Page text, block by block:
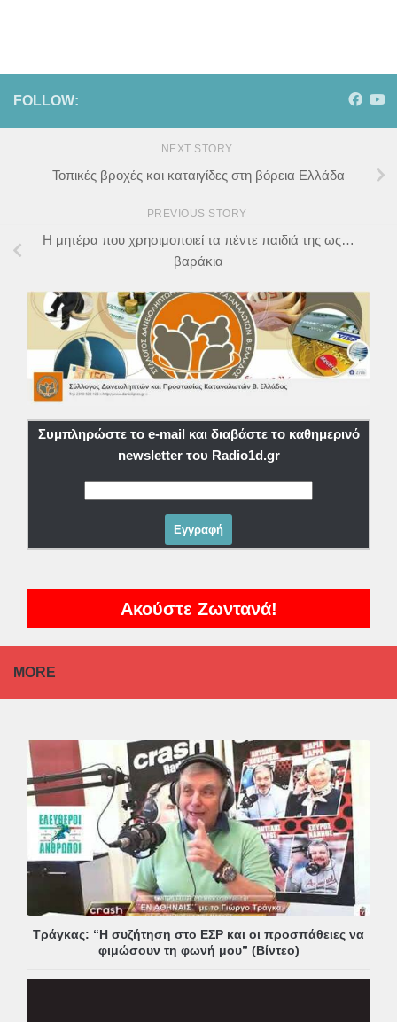
FOLLOW:
NEXT STORY
Τοπικές βροχές και καταιγίδες στη βόρεια Ελλάδα
PREVIOUS STORY
Η μητέρα που χρησιμοποιεί τα πέντε παιδιά της ως…
βαράκια
Συμπληρώστε το e-mail και διαβάστε το καθημερινό
newsletter του Radio1d.gr
Ακούστε Ζωντανά!
MORE
Τράγκας: “Η συζήτηση στο ΕΣΡ και οι προσπάθειες να
φιμώσουν τη φωνή μου” (Βίντεο)